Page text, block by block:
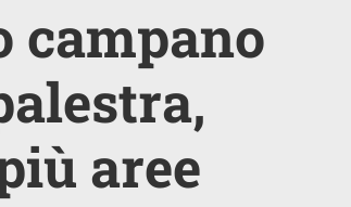
campano
aree